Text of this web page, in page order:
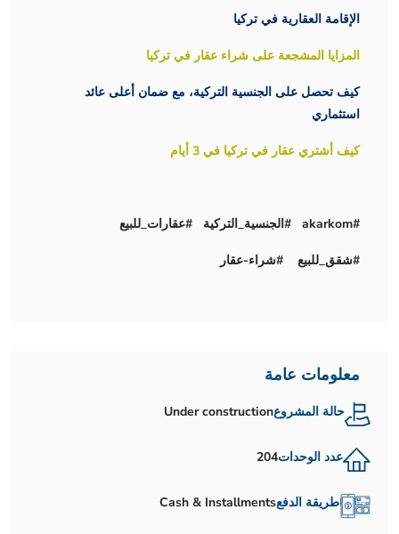
الإقامة العقارية في تركيا
المزايا المشجعة على شراء عقار في تركيا
كيف تحصل على الجنسية التركية، مع ضمان أعلى عائد
استثماري
كيف أشتري عقار في تركيا في 3 أيام
#akarkom #الجنسية_التركية #عقارات_للبيع
#شقق_للبيع #شراء-عقار
معلومات عامة
حالة المشروعUnder construction
عدد الوحدات204
طريقة الدفعCash & Installments